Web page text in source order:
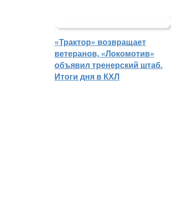
«Трактор» возвращает
ветеранов, «Локомотив»
объявил тренерский штаб.
Итоги дня в КХЛ